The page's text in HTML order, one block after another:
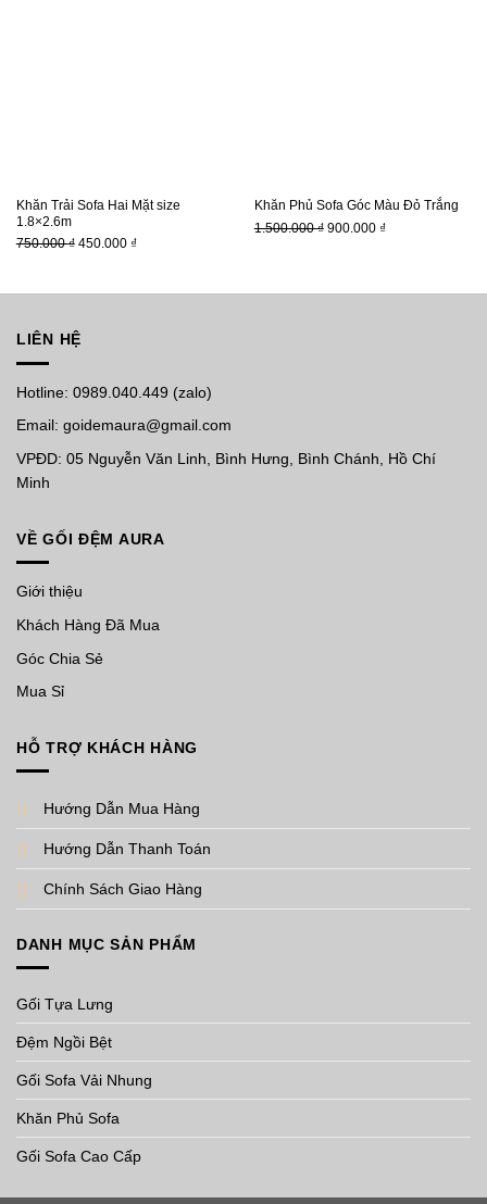
Khăn Trải Sofa Hai Mặt size
1.8×2.6m
750.000₫ Giá
450.000 ₫Giá
Khăn Phủ Sofa Góc Màu Đỏ Trắng
1.500.000₫ Giá
900.000 ₫Giá
LIÊN HỆ
Hotline: 0989.040.449 (zalo)
Email: goidemaura@gmail.com
VPĐD: 05 Nguyễn Văn Linh, Bình Hưng, Bình Chánh, Hồ Chí
Minh
VỀ GỐI ĐỆM AURA
Giới thiệu
Khách Hàng Đã Mua
Góc Chia Sẻ
Mua Sỉ
HỖ TRỢ KHÁCH HÀNG
Hướng Dẫn Mua Hàng
Hướng Dẫn Thanh Toán
Chính Sách Giao Hàng
DANH MỤC SẢN PHẨM
Gối Tựa Lưng
Đệm Ngồi Bệt
Gối Sofa Vải Nhung
Khăn Phủ Sofa
Gối Sofa Cao Cấp